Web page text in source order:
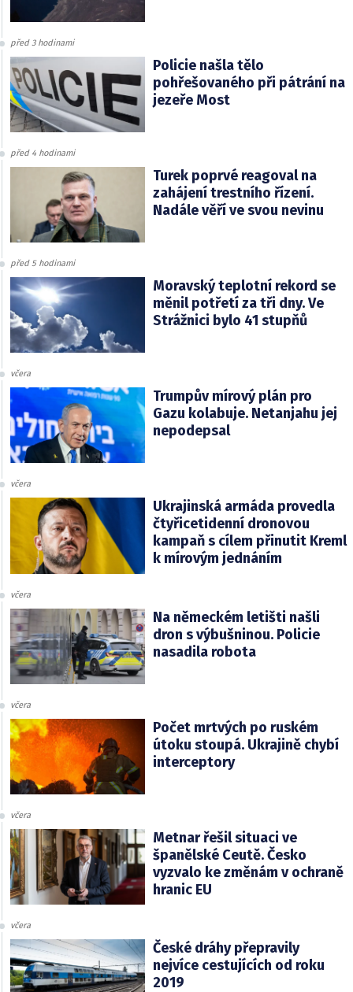
před 3 hodinami
Policie našla tělo
pohřešovaného při pátrání na
jezeře Most
před 4 hodinami
Turek poprvé reagoval na
zahájení trestního řízení.
Nadále věří ve svou nevinu
před 5 hodinami
Moravský teplotní rekord se
měnil potřetí za tři dny. Ve
Strážnici bylo 41 stupňů
včera
Trumpův mírový plán pro
Gazu kolabuje. Netanjahu jej
nepodepsal
včera
Ukrajinská armáda provedla
čtyřicetidenní dronovou
kampaň s cílem přinutit Kreml
k mírovým jednáním
včera
Na německém letišti našli
dron s výbušninou. Policie
nasadila robota
včera
Počet mrtvých po ruském
útoku stoupá. Ukrajině chybí
interceptory
včera
Metnar řešil situaci ve
španělské Ceutě. Česko
vyzvalo ke změnám v ochraně
hranic EU
včera
České dráhy přepravily
nejvíce cestujících od roku
2019